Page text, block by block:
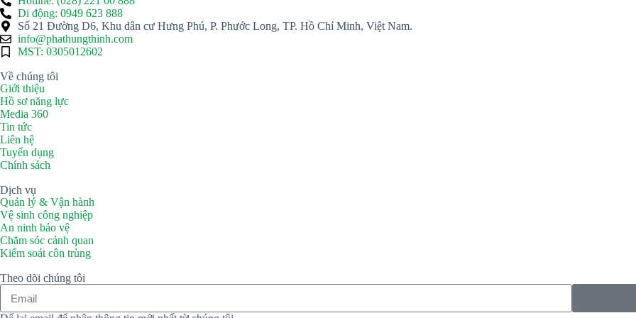
Di động: 0949 623 888
Số 21 Đường D6, Khu dân cư Hưng Phú, P. Phước Long, TP. Hồ Chí Minh, Việt Nam.
info@phathungthinh.com
MST: 0305012602
Về chúng tôi
Giới thiệu
Hồ sơ năng lực
Media 360
Tin tức
Liên hệ
Tuyển dụng
Chính sách
Dịch vụ
Quản lý & Vận hành
Vệ sinh công nghiệp
An ninh bảo vệ
Chăm sóc cảnh quan
Kiểm soát côn trùng
Theo dõi chúng tôi